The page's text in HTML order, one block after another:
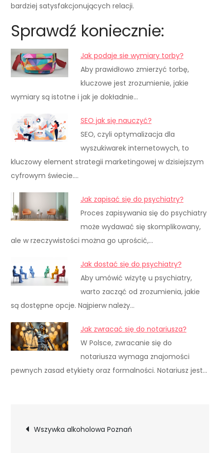
bardziej satysfakcjonujących relacji.
Sprawdź koniecznie:
Jak podaje sie wymiary torby?
Aby prawidłowo zmierzyć torbę,
kluczowe jest zrozumienie, jakie
wymiary są istotne i jak je dokładnie…
SEO jak się nauczyć?
SEO, czyli optymalizacja dla
wyszukiwarek internetowych, to
kluczowy element strategii marketingowej w dzisiejszym
cyfrowym świecie.…
Jak zapisać się do psychiatry?
Proces zapisywania się do psychiatry
może wydawać się skomplikowany,
ale w rzeczywistości można go uprościć,…
Jak dostać się do psychiatry?
Aby umówić wizytę u psychiatry,
warto zacząć od zrozumienia, jakie
są dostępne opcje. Najpierw należy…
Jak zwracać się do notariusza?
W Polsce, zwracanie się do
notariusza wymaga znajomości
pewnych zasad etykiety oraz formalności. Notariusz jest…
Nawigacja
Wszywka alkoholowa Poznań